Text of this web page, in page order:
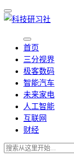
首页
三分视界
极客数码
智能汽车
未来家电
人工智能
互联网
财经